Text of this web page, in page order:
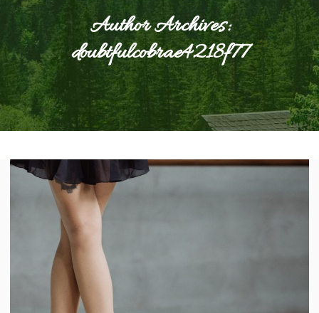
Author Archives:
doubtfulcobrae4218f77